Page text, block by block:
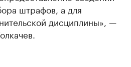
штрафов, а для
дисциплины», —